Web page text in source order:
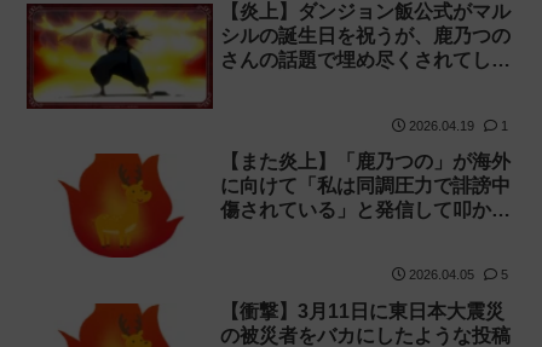
【炎上】ダンジョン飯公式がマル
シルの誕生日を祝うが、鹿乃つの
さんの話題で埋め尽くされてしま
2026.04.19 1
【また炎上】「鹿乃つの」が海外
に向けて「私は同調圧力で誹謗中
傷されている」と発信して叩かれ
2026.04.05 5
【衝撃】3月11日に東日本大震災
の被災者をバカにしたような投稿